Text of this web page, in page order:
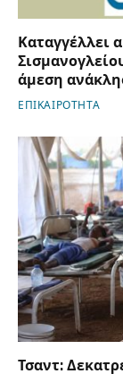
Καταγγέλλει
άμεση
ΕΠΙΚΑΙΡΟΤΗΤΑ
Τσαντ: